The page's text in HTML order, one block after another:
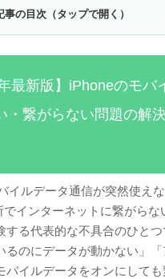
事の目次（タップで開く）
年最新版】iPhoneのモバ
・繋がらない問題の解
イルデータ通信が突然使え
でインターネットに繋がらな
する代表的な不具合のひと
るのにデータが動かない」
バイルデータをオンにして